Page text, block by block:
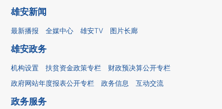
雄安新闻
最新播报 全媒中心 雄安TV 图片长廊
雄安政务
机构设置 扶贫资金政策专栏
财政预决算公开专栏
政府网站年度报表公开专栏
政务信息 互动交流
政务服务